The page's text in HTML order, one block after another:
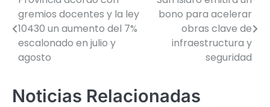
de
entradas
gremios docentes y la ley
10430 un aumento del 7%
escalonado en julio y
agosto
bono para acelerar
obras clave de
infraestructura y
seguridad
Noticias Relacionadas